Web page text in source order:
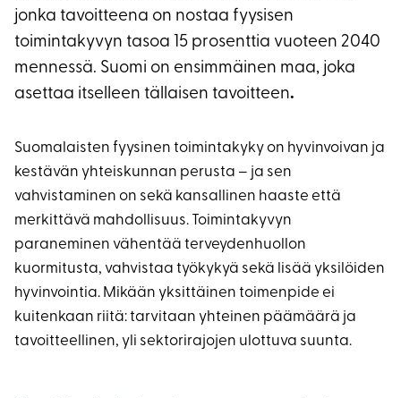
jonka tavoitteena on nostaa fyysisen
toimintakyvyn tasoa 15 prosenttia vuoteen 2040
mennessä. Suomi on ensimmäinen maa, joka
asettaa itselleen tällaisen tavoitteen.
Suomalaisten fyysinen toimintakyky on hyvinvoivan ja
kestävän yhteiskunnan perusta – ja sen
vahvistaminen on sekä kansallinen haaste että
merkittävä mahdollisuus. Toimintakyvyn
paraneminen vähentää terveydenhuollon
kuormitusta, vahvistaa työkykyä sekä lisää yksilöiden
hyvinvointia. Mikään yksittäinen toimenpide ei
kuitenkaan riitä: tarvitaan yhteinen päämäärä ja
tavoitteellinen, yli sektorirajojen ulottuva suunta.